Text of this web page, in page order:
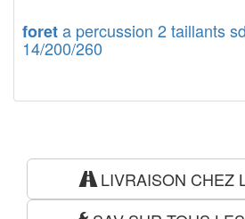
foreta percussion 2 taillants
14/200/260
LIVRAISON CHEZ